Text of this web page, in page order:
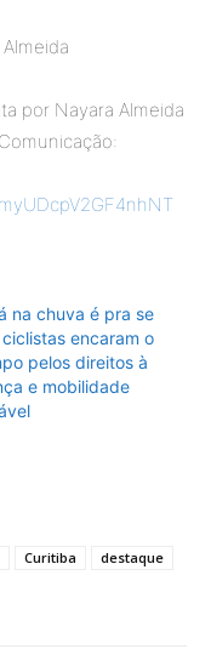
por Nayara Almeida
na chuva é pra se
encaram o
pelos direitos à
e mobilidade
Curitiba
destaque